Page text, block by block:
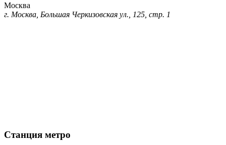
Москва
г. Москва, Большая Черкизовская ул., 125, стр. 1
Станция метро